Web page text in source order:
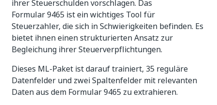
ihrer Steuerschulden vorschlagen. Das
Formular 9465 ist ein wichtiges Tool für
Steuerzahler, die sich in Schwierigkeiten befinden. Es
bietet ihnen einen strukturierten Ansatz zur
Begleichung ihrer Steuerverpflichtungen.
Dieses ML-Paket ist darauf trainiert, 35 reguläre
Datenfelder und zwei Spaltenfelder mit relevanten
Daten aus dem Formular 9465 zu extrahieren.